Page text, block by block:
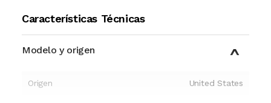
Características Técnicas
Modelo y origen
Origen United States